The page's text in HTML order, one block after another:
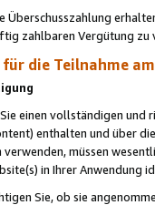
Überschusszahlung
zahlbaren Vergütung zu
die Teilnahme
einen vollständigen
enthalten und über
müssen
in Ihrer Anwendung
Sie, ob sie